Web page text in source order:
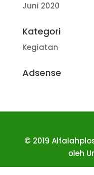
Juni 2020
Kategori
Kegiatan
Adsense
© 2019
oleh